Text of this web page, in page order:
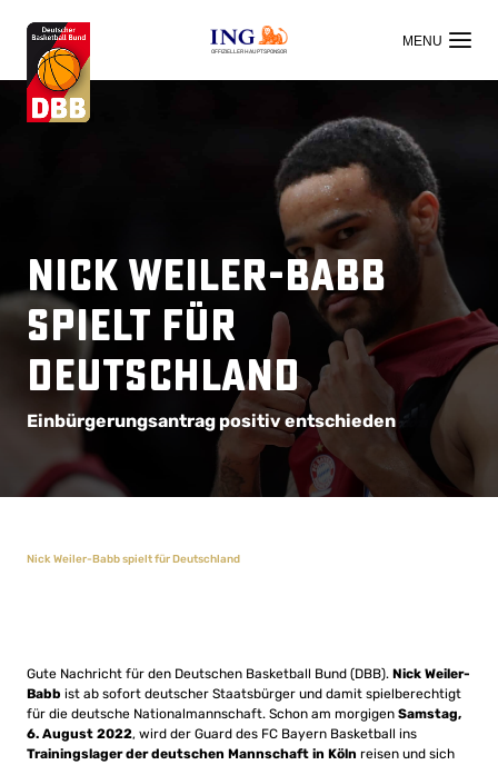
OFFIZIELLER HAUPTSPONSOR
Nick Weiler-Babb
spielt für
Deutschland
Einbürgerungsantrag positiv entschieden
Nick Weiler-Babb spielt für Deutschland
Gute Nachricht für den Deutschen Basketball Bund (DBB). Nick Weiler-
Babb ist ab sofort deutscher Staatsbürger und damit spielberechtigt
für die deutsche Nationalmannschaft. Schon am morgigen Samstag,
6. August 2022, wird der Guard des FC Bayern Basketball ins
Trainingslager der deutschen Mannschaft in Köln reisen und sich